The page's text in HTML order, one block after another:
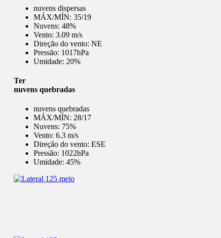
nuvens dispersas
MÁX/MÍN: 35/19
Nuvens: 48%
Vento: 3.09 m/s
Direção do vento: NE
Pressão: 1017hPa
Umidade: 20%
Ter
nuvens quebradas
nuvens quebradas
MÁX/MÍN: 28/17
Nuvens: 75%
Vento: 6.3 m/s
Direção do vento: ESE
Pressão: 1022hPa
Umidade: 45%